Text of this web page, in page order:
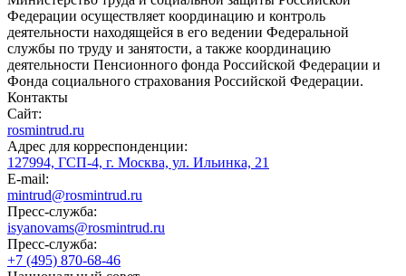
Федерации осуществляет координацию и контроль
деятельности находящейся в его ведении Федеральной
службы по труду и занятости, а также координацию
деятельности Пенсионного фонда Российской Федерации и
Фонда социального страхования Российской Федерации.
Контакты
Сайт:
rosmintrud.ru
Адрес для корреспонденции:
127994, ГСП-4, г. Москва, ул. Ильинка, 21
E-mail:
mintrud@rosmintrud.ru
Пресс-служба:
isyanovams@rosmintrud.ru
Пресс-служба:
+7 (495) 870-68-46